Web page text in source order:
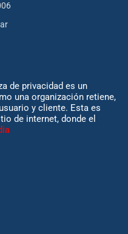
de privacidad es un
una organización retiene,
y cliente. Esta es
de internet, donde el